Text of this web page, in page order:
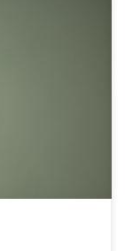
oli tarjota